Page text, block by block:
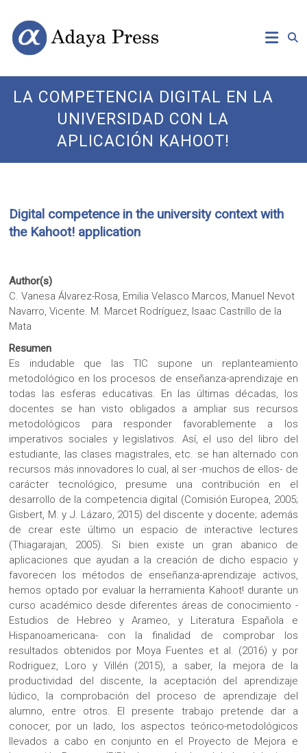
content
Adaya
Press
Open
Access
Publishing
LA COMPETENCIA DIGITAL EN LA
UNIVERSIDAD CON LA
APLICACIÓN KAHOOT!
Digital competence in the university context with
the Kahoot! application
Author(s)
C. Vanesa Álvarez-Rosa, Emilia Velasco Marcos, Manuel Nevot
Navarro, Vicente. M. Marcet Rodríguez, Isaac Castrillo de la
Mata
Resumen
Es indudable que las TIC supone un replanteamiento
metodológico en los procesos de enseñanza-aprendizaje en
todas las esferas educativas. En las últimas décadas, los
docentes se han visto obligados a ampliar sus recursos
metodológicos para responder favorablemente a los
imperativos sociales y legislativos. Así, el uso del libro del
estudiante, las clases magistrales, etc. se han alternado con
recursos más innovadores lo cual, al ser -muchos de ellos- de
carácter tecnológico, presume una contribución en el
desarrollo de la competencia digital (Comisión Europea, 2005;
Gisbert, M. y J. Lázaro, 2015) del discente y docente; además
de crear este último un espacio de interactive lectures
(Thiagarajan, 2005). Si bien existe un gran abanico de
aplicaciones que ayudan a la creación de dicho espacio y
favorecen los métodos de enseñanza-aprendizaje activos,
hemos optado por evaluar la herramienta Kahoot! durante un
curso académico desde diferentes áreas de conocimiento -
Estudios de Hebreo y Arameo, y Literatura Española e
Hispanoamericana- con la finalidad de comprobar los
resultados obtenidos por Moya Fuentes et al. (2016) y por
Rodriguez, Loro y Villén (2015), a saber, la mejora de la
productividad del discente, la aceptación del aprendizaje
lúdico, la comprobación del proceso de aprendizaje del
alumno, entre otros. El presente trabajo pretende dar a
conocer, por un lado, los aspectos teórico-metodológicos
llevados a cabo en conjunto en el Proyecto de Mejora e